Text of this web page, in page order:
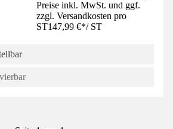
Preise inkl. MwSt. und ggf.
zzgl. Versandkosten pro
ST147,99 €*/ ST